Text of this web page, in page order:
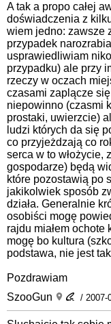
A tak a propo całej
doświadczenia z
wiem jedno: zawsze
przypadek
usprawiedliwiam
przypadku) ale przy
rzeczy w oczach
czasami zaplącze
niepowinno (czasmi
prostaki, uwierzcie)
ludzi których da się
co przyjeżdzają co
serca w to włożycie,
gospodarze) będą
które pozostawią po
jakikolwiek sposób
działa. Generalnie
osobiści mogę
rajdu miałem
mogę bo kultura
podstawa, nie jest
Pozdrawiam
SzooGun
/ 2007-